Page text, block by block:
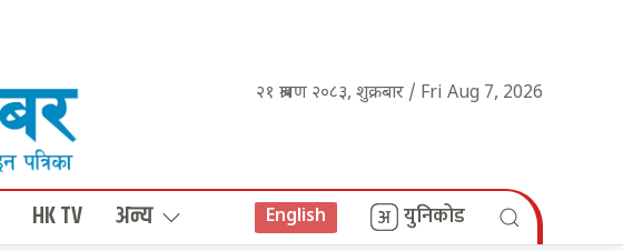
२१ श्रावण २०८३, शुक्रबार / Fri Aug 7, 2026
HK TV अन्य English युनिकोड